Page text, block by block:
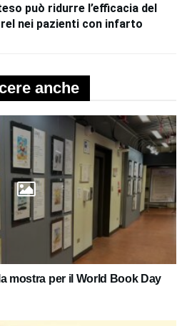
può ridurre l’efficacia del
nei pazienti con infarto
anche
mostra per il World Book Day